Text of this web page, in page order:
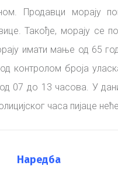
Продавци морају
Такође, морају се
имати мање од 65
контролом броја
07 до 13 часова. У
часа пијаце
Наредба